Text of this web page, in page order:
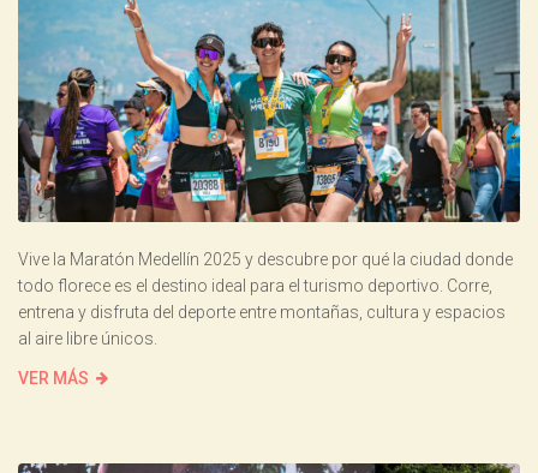
Vive la Maratón Medellín 2025 y descubre por qué la ciudad donde
todo florece es el destino ideal para el turismo deportivo. Corre,
entrena y disfruta del deporte entre montañas, cultura y espacios
al aire libre únicos.
VER MÁS